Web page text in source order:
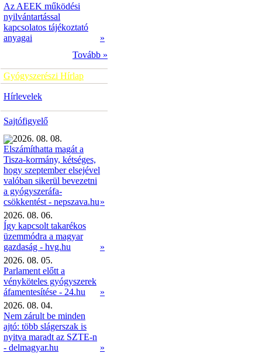
Az AEEK működési
nyilvántartással
kapcsolatos tájékoztató
anyagai
»
Tovább »
Gyógyszerészi Hírlap
Hírlevelek
Sajtófigyelő
2026. 08. 08.
Elszámíthatta magát a
Tisza-kormány, kétséges,
hogy szeptember elsejével
valóban sikerül bevezetni
a gyógyszeráfa-
csökkentést - nepszava.hu»
2026. 08. 06.
Így kapcsolt takarékos
üzemmódra a magyar
gazdaság - hvg.hu
»
2026. 08. 05.
Parlament előtt a
vényköteles gyógyszerek
áfamentesítése - 24.hu
»
2026. 08. 04.
Nem zárult be minden
ajtó: több slágerszak is
nyitva maradt az SZTE-n
- delmagyar.hu
»